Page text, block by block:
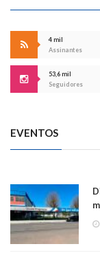
4 mil
Assinantes
53,6 mil
Seguidores
EVENTOS